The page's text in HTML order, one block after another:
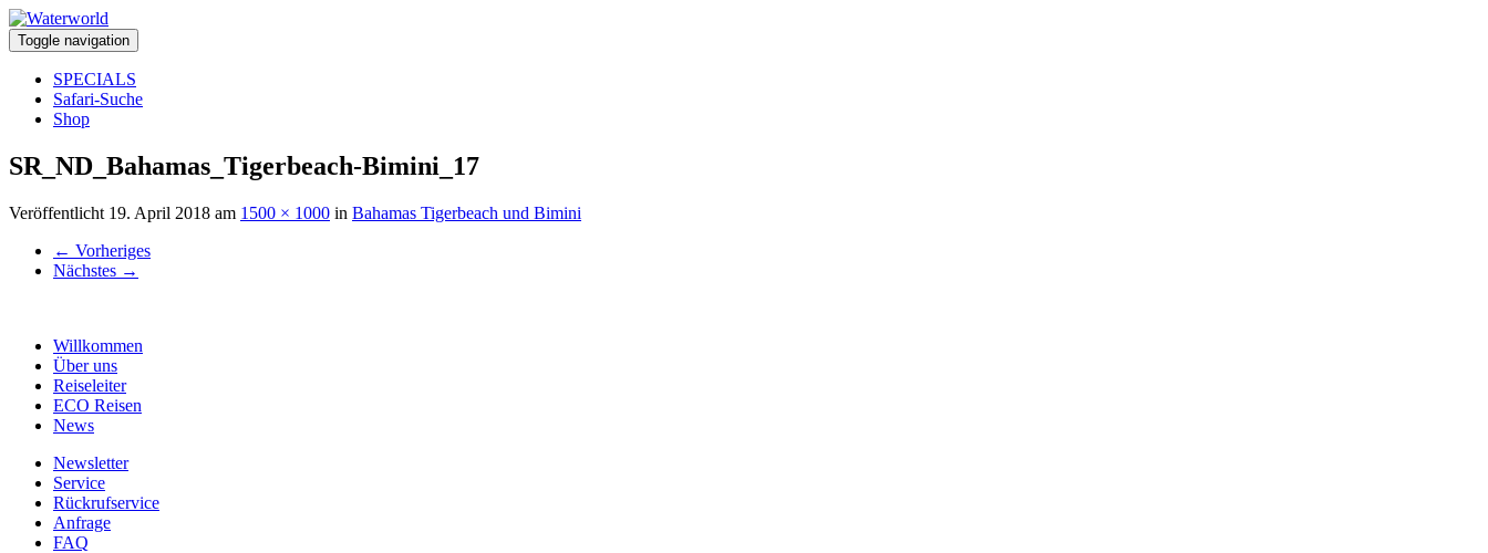
Toggle navigation
SPECIALS
Safari-Suche
Shop
SR_ND_Bahamas_Tigerbeach-Bimini_17
Veröffentlicht 19. April 2018 am 1500 × 1000 in Bahamas Tigerbeach und Bimini
← Vorheriges
Nächstes →
Willkommen
Über uns
Reiseleiter
ECO Reisen
News
Newsletter
Service
Rückrufservice
Anfrage
FAQ